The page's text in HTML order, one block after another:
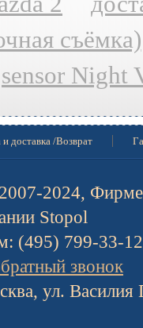
съёмка)
sensor Night
и доставка /Возврат
2007-2024,
Stopol
(495) 799-33-
звонок
ул. Василия